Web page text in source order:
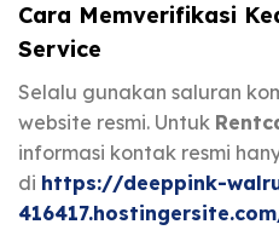
Cara Memverifikasi
Service
Selalu gunakan saluran
website resmi. Untuk
informasi kontak resmi
di https://deeppink-